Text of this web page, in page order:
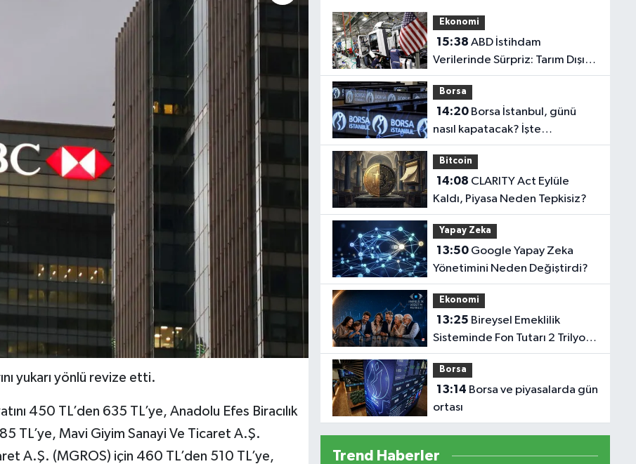
yukarı yönlü revize etti.
450 TL’den 635 TL’ye, Anadolu Efes Biracılık
TL’ye, Mavi Giyim Sanayi Ve Ticaret A.Ş.
A.Ş. (MGROS) için 460 TL’den 510 TL’ye,
Ekonomi
15:38
Verilerinde Sürpriz: Tarım Dışı
İstihdam Temmuz'da 23 Bin
Azaldı
Borsa
14:20Borsa İstanbul, günü
nasıl kapatacak? İşte
beklentiler...
Bitcoin
14:08
Kaldı, Piyasa Neden Tepkisiz?
Yapay Zeka
13:50Google Yapay Zeka
Yönetimini Neden Değiştirdi?
Ekonomi
13:25
Sisteminde Fon Tutarı 2 Trilyon
TL'yi Aştı
Borsa
13:14
ortası
Trend Haberler